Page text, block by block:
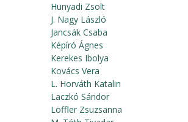
Hunyadi Zsolt
J. Nagy László
Jancsák Csaba
Képíró Ágnes
Kerekes Ibolya
Kovács Vera
L. Horváth Katalin
Laczkó Sándor
Löffler Zsuzsanna